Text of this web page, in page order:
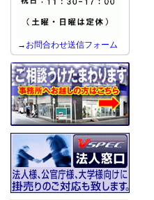
→ お問合わせ送信フォーム